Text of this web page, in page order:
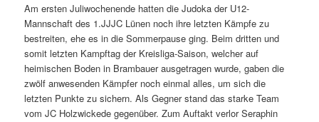
Am ersten Juliwochenende hatten die Judoka der U12-
Mannschaft des 1.JJJC Lünen noch ihre letzten Kämpfe zu
bestreiten, ehe es in die Sommerpause ging. Beim dritten und
somit letzten Kampftag der Kreisliga-Saison, welcher auf
heimischen Boden in Brambauer ausgetragen wurde, gaben die
zwölf anwesenden Kämpfer noch einmal alles, um sich die
letzten Punkte zu sichern. Als Gegner stand das starke Team
vom JC Holzwickede gegenüber. Zum Auftakt verlor Seraphin